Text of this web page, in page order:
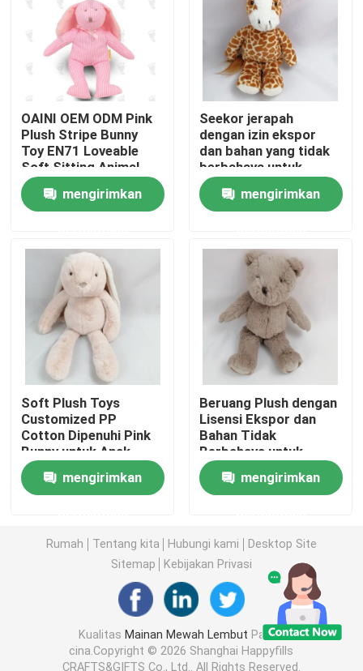
Tur Pabrik
Kontrol kualitas
Hubungi kami
Berita
Permintaan Penawaran
Mainan Mewah Lembut
Boneka Mainan Mewah
Mainan Mewah Kartun
Mainan Boneka Maskot
Mainan Penghibur Bayi
Set Tempat Tidur Bayi
302 setTimeout("javascript:location.href='https://
OAINI OEM ODM Pink
Plush Stripe Bunny
Toy EN71 Loveable
Soft Sitting Animal
Toy Huggable Soft
Rabbit Toymengirimkan
Seekor jerapah
dengan izin ekspor
dan bahan yang tidak
berbahaya untuk
dekorasi rumah
mengirimkan
Soft Plush Toys
Customized PP
Cotton Dipenuhi Pink
Bunny untuk Anak-
anak Bermain
mengirimkan
Beruang Plush dengan
Lisensi Ekspor dan
Bahan Tidak
Berbahaya untuk
Dekorasi Rumah
mengirimkan
Rumah Tentang kita Hubungi kami
Desktop Site
Sitemap
Kebijakan Privasi
Kualitas Mainan Mewah Lembut Pabrik
cina.Copyright © 2026 Shanghai Happyfills
CRAFTS&GIFTS Co., Ltd.. All Rights Reserved.